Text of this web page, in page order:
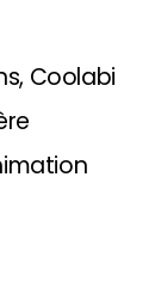
Coolabi